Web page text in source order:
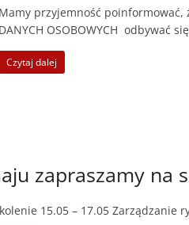
przyjemność poinformować,
OSOBOWYCH odbywać
Czytaj dalej
zapraszamy na
15.05 – 17.05 Zarządzanie